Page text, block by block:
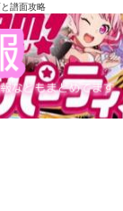
譜面攻略